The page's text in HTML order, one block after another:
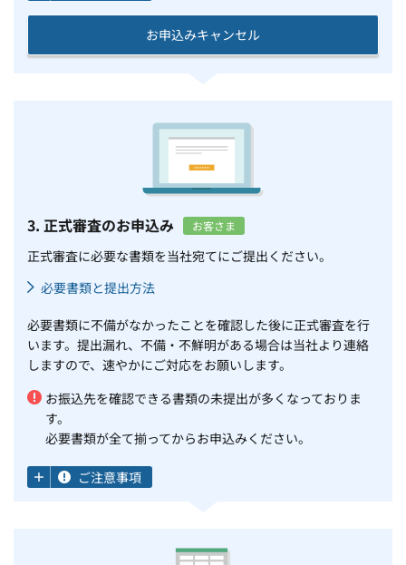
お申込みキャンセル
3. 正式審査のお申込み お客さま
正式審査に必要な書類を当社宛てにご提出ください。
必要書類と提出方法
必要書類に不備がなかったことを確認した後に正式審査を行
います。提出漏れ、不備・不鮮明がある場合は当社より連絡
しますので、速やかにご対応をお願いします。
お振込先を確認できる書類の未提出が多くなっておりま
す。
必要書類が全て揃ってからお申込みください。
ご注意事項